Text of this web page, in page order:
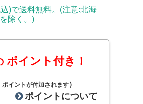
)で送料無料。(注意:北海
除く。)
ポイント付き！
イントが付加されます）
ポイントについて